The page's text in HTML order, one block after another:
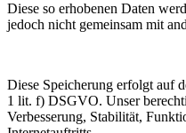
Diese so erhobenen Daten
jedoch nicht gemeinsam mit
Diese Speicherung erfolgt auf
1 lit. f) DSGVO. Unser
Verbesserung, Stabilität,